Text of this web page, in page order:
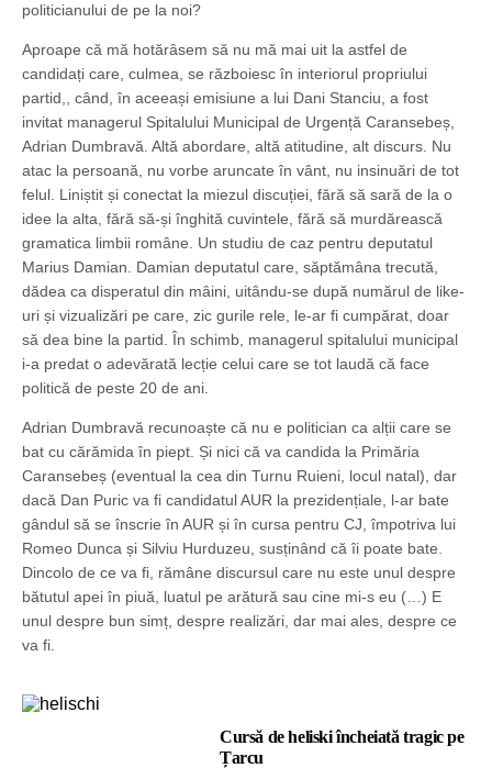
politicianului de pe la noi?
Aproape că mă hotărâsem să nu mă mai uit la astfel de
candidați care, culmea, se războiesc în interiorul propriului
partid,, când, în aceeași emisiune a lui Dani Stanciu, a fost
invitat managerul Spitalului Municipal de Urgență Caransebeș,
Adrian Dumbravă. Altă abordare, altă atitudine, alt discurs. Nu
atac la persoană, nu vorbe aruncate în vânt, nu insinuări de tot
felul. Liniștit și conectat la miezul discuției, fără să sară de la o
idee la alta, fără să-și înghită cuvintele, fără să murdărească
gramatica limbii române. Un studiu de caz pentru deputatul
Marius Damian. Damian deputatul care, săptămâna trecută,
dădea ca disperatul din mâini, uitându-se după numărul de like-
uri și vizualizări pe care, zic gurile rele, le-ar fi cumpărat, doar
să dea bine la partid. În schimb, managerul spitalului municipal
i-a predat o adevărată lecție celui care se tot laudă că face
politică de peste 20 de ani.
Adrian Dumbravă recunoaște că nu e politician ca alții care se
bat cu cărămida în piept. Și nici că va candida la Primăria
Caransebeș (eventual la cea din Turnu Ruieni, locul natal), dar
dacă Dan Puric va fi candidatul AUR la prezidențiale, l-ar bate
gândul să se înscrie în AUR și în cursa pentru CJ, împotriva lui
Romeo Dunca și Silviu Hurduzeu, susținând că îi poate bate.
Dincolo de ce va fi, rămâne discursul care nu este unul despre
bătutul apei în piuă, luatul pe arătură sau cine mi-s eu (…) E
unul despre bun simț, despre realizări, dar mai ales, despre ce
va fi.
Cursă de heliski încheiată tragic pe
Țarcu